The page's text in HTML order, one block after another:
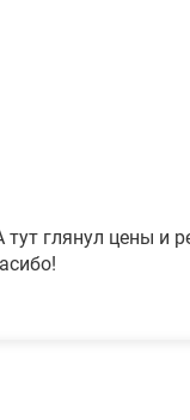
глянул цены и